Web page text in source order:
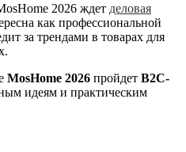
2026 ждет деловая
как профессиональной
за трендами в товарах для
MosHome 2026 пройдет B2C-
идеям и практическим